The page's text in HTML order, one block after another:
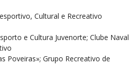
Cultural e Recreativo
e Cultura Juvenorte; Clube Naval
Poveiras»; Grupo Recreativo de